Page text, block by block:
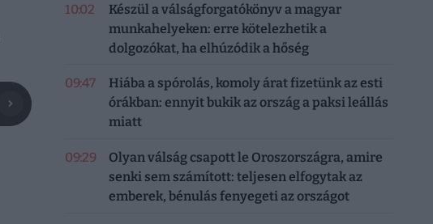
10:02
Készül a válságforgatókönyv a magyar
munkahelyeken: erre kötelezhetik a
dolgozókat, ha elhúzódik a hőség
09:47
Hiába a spórolás, komoly árat fizetünk az esti
órákban: ennyit bukik az ország a paksi leállás
miatt
09:29
Olyan válság csapott le Oroszországra, amire
senki sem számított: teljesen elfogytak az
emberek, bénulás fenyegeti az országot